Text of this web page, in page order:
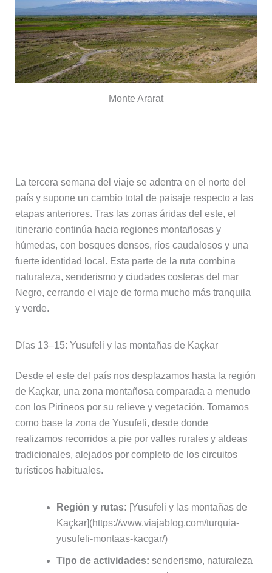
Monte Ararat
La tercera semana del viaje se adentra en el norte del
país y supone un cambio total de paisaje respecto a las
etapas anteriores. Tras las zonas áridas del este, el
itinerario continúa hacia regiones montañosas y
húmedas, con bosques densos, ríos caudalosos y una
fuerte identidad local. Esta parte de la ruta combina
naturaleza, senderismo y ciudades costeras del mar
Negro, cerrando el viaje de forma mucho más tranquila
y verde.
Días 13–15: Yusufeli y las montañas de Kaçkar
Desde el este del país nos desplazamos hasta la región
de Kaçkar, una zona montañosa comparada a menudo
con los Pirineos por su relieve y vegetación. Tomamos
como base la zona de Yusufeli, desde donde
realizamos recorridos a pie por valles rurales y aldeas
tradicionales, alejados por completo de los circuitos
turísticos habituales.
Región y rutas: [Yusufeli y las montañas de
Kaçkar](https://www.viajablog.com/turquia-
yusufeli-montaas-kacgar/)
Tipo de actividades: senderismo, naturaleza